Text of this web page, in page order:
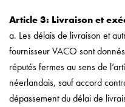
Article 3: Livraison et
a. Les délais de livraison et
fournisseur VACO sont
réputés fermes au sens de
néerlandais, sauf accord
dépassement du délai de